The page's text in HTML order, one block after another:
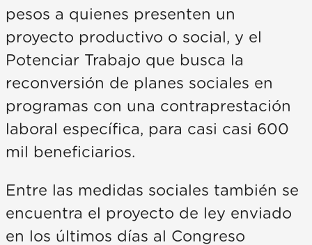
pesos a quienes presenten un
proyecto productivo o social, y el
Potenciar Trabajo que busca la
reconversión de planes sociales en
programas con una contraprestación
laboral específica, para casi casi 600
mil beneficiarios.
Entre las medidas sociales también se
encuentra el proyecto de ley enviado
en los últimos días al Congreso